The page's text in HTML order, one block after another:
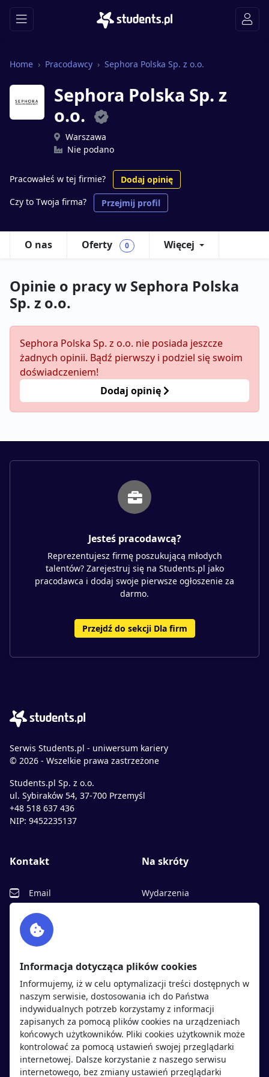
Home Pracodawcy Sephora Polska Sp. z o.o.
Sephora Polska Sp. z
o.o.
Warszawa
Nie podano
Pracowałeś w tej firmie?
Dodaj opinię
Czy to Twoja firma?
Przejmij profil
O nas Oferty 0 Więcej
Opinie o pracy w Sephora Polska
Sp. z o.o.
Sephora Polska Sp. z o.o. nie posiada jeszcze
żadnych opinii. Bądź pierwszy i podziel się swoim
doświadczeniem!
Dodaj opinię
Jesteś pracodawcą?
Reprezentujesz firmę poszukującą młodych
talentów? Zarejestruj się na Students.pl jako
pracodawca i dodaj swoje pierwsze ogłoszenie za
darmo.
Przejdź do sekcji Dla firm
Serwis Students.pl - uniwersum kariery
© 2026 - Wszelkie prawa zastrzeżone
Students.pl Sp. z o.o.
ul. Sybiraków 54, 37-700 Przemyśl
+48 518 637 436
NIP: 9452235137
Kontakt
Email
Facebook
Twitter
Na skróty
Wydarzenia
Polityka cookies
Polityka prywatności
Kandydaci
Regulamin kandydata
Oferty pracy
Pracodawcy
Regulamin pracodawcy
Dodaj ogłoszenie
Informacja dotycząca plików cookies
Informujemy, iż w celu optymalizacji treści dostępnych w
naszym serwisie, dostosowania ich do Państwa
indywidualnych potrzeb korzystamy z informacji
zapisanych za pomocą plików cookies na urządzeniach
końcowych użytkowników. Pliki cookies użytkownik może
kontrolować za pomocą ustawień swojej przeglądarki
internetowej. Dalsze korzystanie z naszego serwisu
internetowego, bez zmiany ustawień przeglądarki